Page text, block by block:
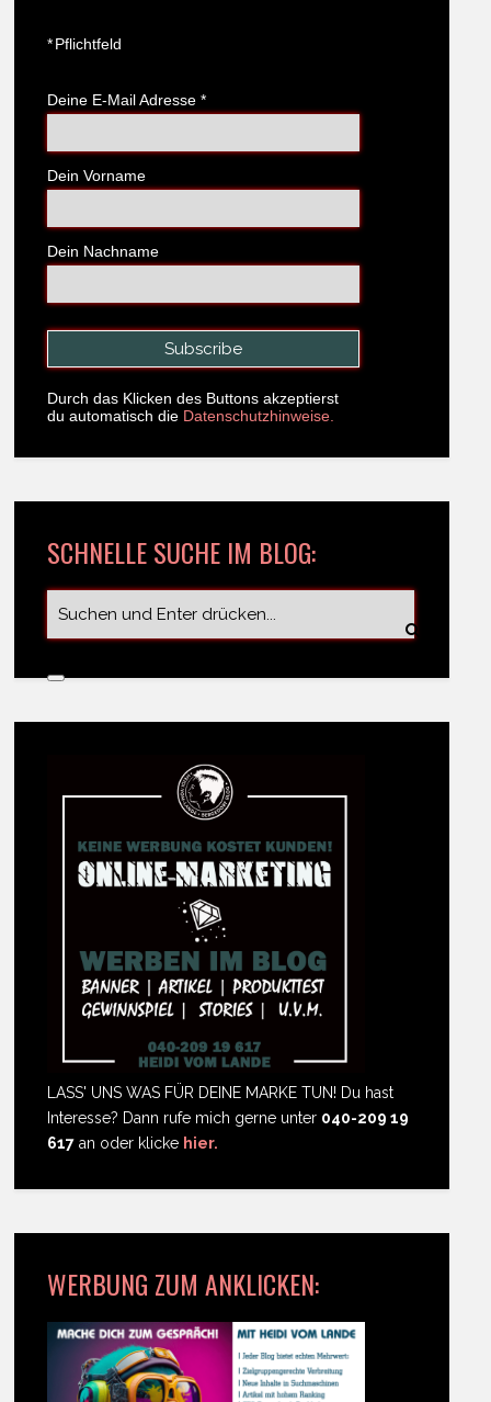
*Pflichtfeld
Deine E-Mail Adresse *
Dein Vorname
Dein Nachname
Durch das Klicken des Buttons akzeptierst
du automatisch die Datenschutzhinweise.
SCHNELLE SUCHE IM BLOG:
LASS' UNS WAS FÜR DEINE MARKE TUN! Du hast
Interesse? Dann rufe mich gerne unter 040-209 19
617 an oder klicke hier.
WERBUNG ZUM ANKLICKEN: